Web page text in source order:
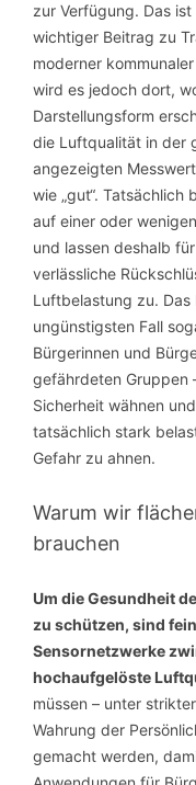
zur Verfügung. Das
wichtiger Beitrag zu
moderner
wird es jedoch dort,
Darstellungsform
die Luftqualität in der
angezeigten
wie „gut“. Tatsächlich
auf einer oder
und lassen deshalb
verlässliche
Luftbelastung zu.
ungünstigsten Fall
Bürgerinnen und
gefährdeten Gruppen
Sicherheit wähnen
tatsächlich stark
Gefahr zu ahnen.
Warum wir
brauchen
Um die Gesundheit
zu schützen, sind
Sensornetzwerke
hochaufgelöste
müssen – unter
Wahrung der
gemacht werden,